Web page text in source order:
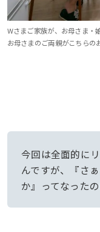
Wさまご家族が、お母さま・
お母さまのご両親がこちらの
今回は全面的に
んですが、『さ
か』ってなった